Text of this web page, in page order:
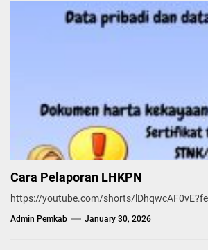
Cara Pelaporan LHKPN
https://youtube.com/shorts/
Admin Pemkab January 30, 2026